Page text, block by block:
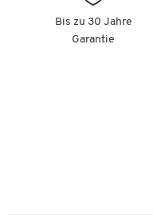
Bis zu 30 Jahre
Garantie